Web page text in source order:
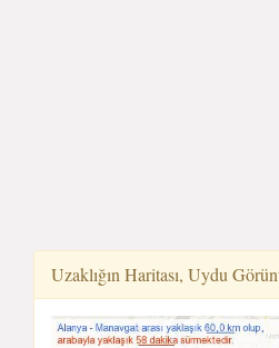
Uzaklığın Haritası, Uydu